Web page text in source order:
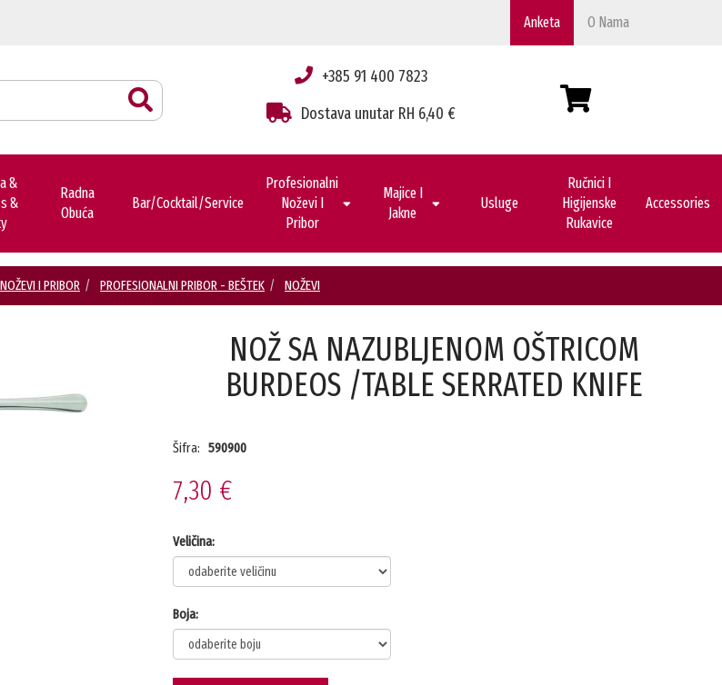
Anketa O Nama
+385 91 400 7823
Dostava unutar RH 6,40 €
&
&
Radna
Obuća
Bar/cocktail/service
Profesionalni
Noževi I
Pribor
Majice I
Jakne
Usluge
Ručnici I
Higijenske
Rukavice
Accessories
I PRIBOR PROFESIONALNI PRIBOR - BEŠTEK NOŽEVI
NOŽ SA NAZUBLJENOM OŠTRICOM
BURDEOS /TABLE SERRATED KNIFE
Šifra: 590900
7,30 €
Veličina:
Boja: